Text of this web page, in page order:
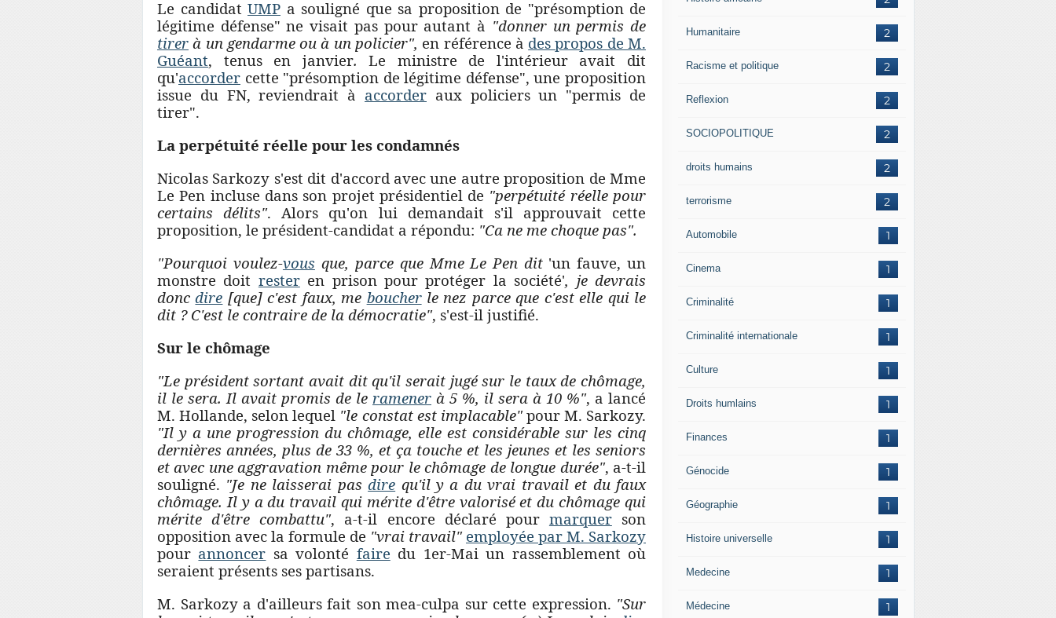
Le candidat UMP a souligné que sa proposition de "présomption de
légitime défense" ne visait pas pour autant à "donner un permis de
tirer à un gendarme ou à un policier", en référence à des propos de M.
Guéant, tenus en janvier. Le ministre de l'intérieur avait dit
qu'accorder cette "présomption de légitime défense", une proposition
issue du FN, reviendrait à accorder aux policiers un "permis de
tirer".
La perpétuité réelle pour les condamnés
Nicolas Sarkozy s'est dit d'accord avec une autre proposition de Mme
Le Pen incluse dans son projet présidentiel de "perpétuité réelle pour
certains délits". Alors qu'on lui demandait s'il approuvait cette
proposition, le président-candidat a répondu: "Ca ne me choque pas".
"Pourquoi voulez-vous que, parce que Mme Le Pen dit 'un fauve, un
monstre doit resteren prison pour protéger la société', je devrais
doncdire [que] c'est faux, me boucherle nez parce que c'est elle qui le
dit ? C'est le contraire de la démocratie", s'est-il justifié.
Sur le chômage
"Le président sortant avait dit qu'il serait jugé sur le taux de chômage,
il le sera. Il avait promis de le ramener à 5 %, il sera à 10 %", a lancé
M. Hollande, selon lequel "le constat est implacable"pour M. Sarkozy.
"Il y a une progression du chômage, elle est considérable sur les cinq
dernières années, plus de 33 %, et ça touche et les jeunes et les seniors
et avec une aggravation même pour le chômage de longue durée", a-t-il
souligné. "Je ne laisserai pasdire qu'il y a du vrai travail et du faux
chômage. Il y a du travail qui mérite d'être valorisé et du chômage qui
mérite d'être combattu", a-t-il encore déclaré pour marquerson
opposition avec la formule de "vrai travail" employée par M. Sarkozy
pour annoncer sa volonté faire du 1er-Mai un rassemblement où
seraient présents ses partisans.
M. Sarkozy a d'ailleurs fait son mea-culpa sur cette expression. "Sur
2
Humanitaire
2
Racisme et politique
2
Reflexion
2
SOCIOPOLITIQUE
2
droits humains
2
terrorisme
1
Automobile
1
Cinema
1
Criminalité
1
Criminalité internationale
1
Culture
1
Droits humlains
1
Finances
1
Génocide
1
Géographie
1
Histoire universelle
1
Medecine
1
Médecine